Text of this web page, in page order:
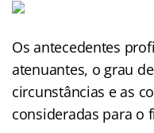
Os antecedentes
atenuantes, o grau
circunstâncias e as
consideradas para o